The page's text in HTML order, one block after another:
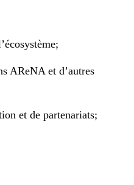
AReNA et d’autres
et de partenariats;